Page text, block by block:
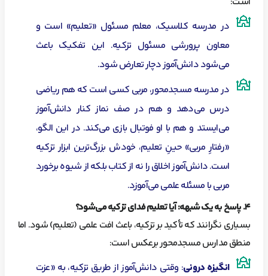
در مدرسه کلاسیک، معلم مسئول «تعلیم» است و
معاون پرورشی مسئول تزکیه. این تفکیک باعث
می‌شود دانش‌آموز دچار تعارض شود.
در مدرسه مسجدمحور، مربی کسی است که هم ریاضی
درس می‌دهد و هم در صف نماز کنار دانش‌آموز
می‌ایستد و هم با او فوتبال بازی می‌کند. در این الگو،
«رفتارِ مربی» حینِ تعلیم، خودش بزرگ‌ترین ابزار تزکیه
است. دانش‌آموز اخلاق را نه از کتاب بلکه از شیوه برخورد
مربی با مسئله علمی می‌آموزد.
۴. پاسخ به یک شبهه: آیا تعلیم فدای تزکیه می‌شود؟
بسیاری نگرانند که تأکید بر تزکیه، باعث افت علمی (تعلیم) شود. اما
منطق مدارس مسجدمحور برعکس است:
انگیزه درونی: وقتی دانش‌آموز از طریق تزکیه، به «عزت